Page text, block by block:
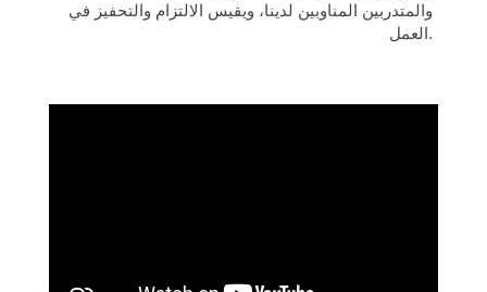
والمتدربين المناوبين لدينا، ويقيس الالتزام والتحفيز في
العمل.